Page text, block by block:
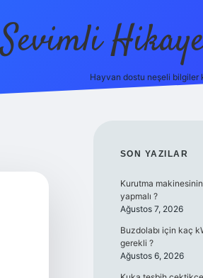
Sevimli
Hayvan dostu neşeli bilgiler
SON YAZILAR
Kurutma
yapmalı ?
Ağustos 7, 2026
Buzdolabı için kaç
gerekli ?
Ağustos 6, 2026